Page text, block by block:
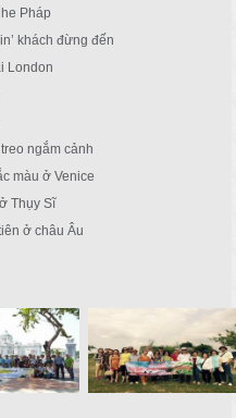
Pháp
khách đừng đến
London
ngắm cảnh
màu ở Venice
Thụy Sĩ
ở châu Âu